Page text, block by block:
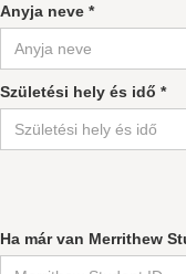
Anyja neve *
Születési hely és idő *
Ha már van Merrithew